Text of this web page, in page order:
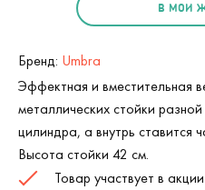
В МОИ
Бренд: Umbra
Эффектная и вместительная
металлических стойки
цилиндра, а внутрь ставится
Высота стойки 42 см.
Товар участвует в акции